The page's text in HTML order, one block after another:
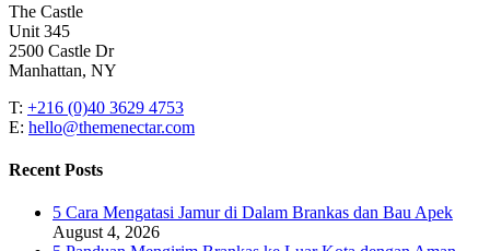
The Castle
Unit 345
2500 Castle Dr
Manhattan, NY
T: +216 (0)40 3629 4753
E: hello@themenectar.com
Recent Posts
5 Cara Mengatasi Jamur di Dalam Brankas dan Bau Apek
August 4, 2026